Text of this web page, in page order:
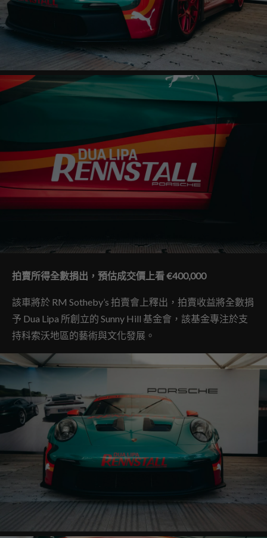
拍賣所得全數捐出，預估成交價上看 €400,000
該車將於 RM Sotheby’s 拍賣會上釋出，拍賣收益將全數捐
予 Dua Lipa 所創立的 Sunny Hill 基金會，該基金專注於支
持科索沃地區的藝術與文化發展。